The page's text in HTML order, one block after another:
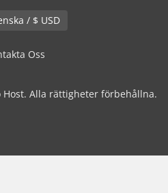
Svenska / $ USD
Oss
Host. Alla rättigheter förbehållna.